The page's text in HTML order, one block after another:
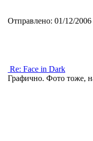
Отправлено: 01/12/
Re: Face in Dark
Графично. Фото тоже,